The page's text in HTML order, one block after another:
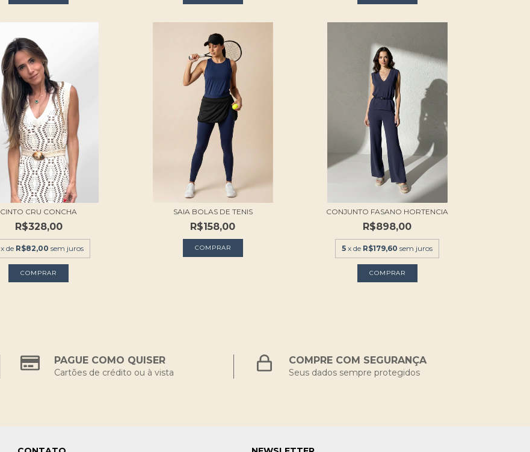
CINTO CRU CONCHA
R$328,00
x de R$82,00 sem juros
COMPRAR
SAIA BOLAS DE TENIS
R$158,00
CONJUNTO FASANO HORTENCIA
R$898,00
5 x de R$179,60 sem juros
COMPRAR
PAGUE COMO QUISER
Cartões de crédito ou à vista
COMPRE COM SEGURANÇA
Seus dados sempre protegidos